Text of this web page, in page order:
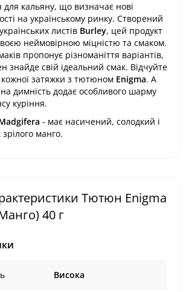
кальяну, що визначає нові
на українському ринку. Створений
листів Burley, цей продукт
неймовірною міцністю та смаком.
пропонує різноманіття варіантів,
знайде свій ідеальний смак. Відчуйте
затяжки з тютюном Enigma. А
димність додає особливого шарму
куріння.
- має насичений, солодкий і
манго.
Тютюн Enigma
40 г
Висока